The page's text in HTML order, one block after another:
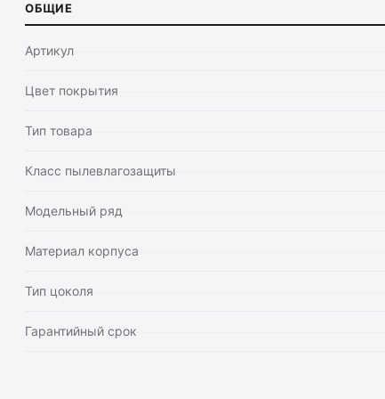
ОБЩИЕ
Артикул
Цвет покрытия
Тип товара
Класс пылевлагозащиты
Модельный ряд
Материал корпуса
Тип цоколя
Гарантийный срок